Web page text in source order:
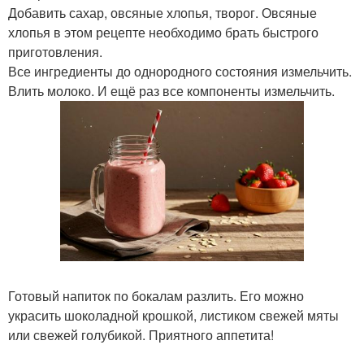
Добавить сахар, овсяные хлопья, творог. Овсяные
хлопья в этом рецепте необходимо брать быстрого
приготовления.
Все ингредиенты до однородного состояния измельчить.
Влить молоко. И ещё раз все компоненты измельчить.
Готовый напиток по бокалам разлить. Его можно
украсить шоколадной крошкой, листиком свежей мяты
или свежей голубикой. Приятного аппетита!